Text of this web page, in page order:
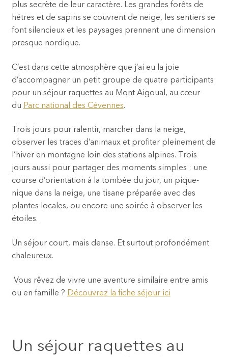
plus secrète de leur caractère. Les grandes forêts de
hêtres et de sapins se couvrent de neige, les sentiers se
font silencieux et les paysages prennent une dimension
presque nordique.
C’est dans cette atmosphère que j’ai eu la joie
d’accompagner un petit groupe de quatre participants
pour un séjour raquettes au Mont Aigoual, au cœur
du Parc national des Cévennes.
Trois jours pour ralentir, marcher dans la neige,
observer les traces d’animaux et profiter pleinement de
l’hiver en montagne loin des stations alpines. Trois
jours aussi pour partager des moments simples : une
course d’orientation à la tombée du jour, un pique-
nique dans la neige, une tisane préparée avec des
plantes locales, ou encore une soirée à observer les
étoiles.
Un séjour court, mais dense. Et surtout profondément
chaleureux.
Vous rêvez de vivre une aventure similaire entre amis
ou en famille ? Découvrez la fiche séjour ici
Un séjour raquettes au